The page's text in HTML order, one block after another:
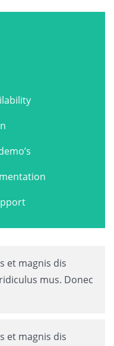
et magnis dis
mus. Donec
et magnis dis